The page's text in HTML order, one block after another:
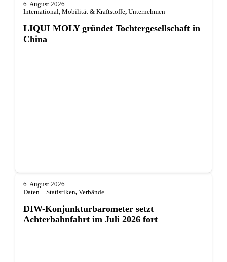
6. August 2026
International, Mobilität & Kraftstoffe, Unternehmen
LIQUI MOLY gründet Tochterge­sellschaft in
China
6. August 2026
Daten + Statistiken, Verbände
DIW-Konjunkturbarometer setzt
Achterbahnfahrt im Juli 2026 fort